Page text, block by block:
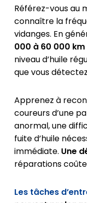
Référez-vous au
connaître la
vidanges. En
000 à 60 000 km
niveau d’huile
que vous
Apprenez à
coureurs d’une
anormal, une
fuite d’huile
immédiate. Une
réparations
Les tâches